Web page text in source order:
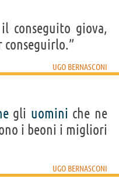
conseguito giova,
UGO BERNASCONI
gli uomini che ne
i beoni i migliori
UGO BERNASCONI